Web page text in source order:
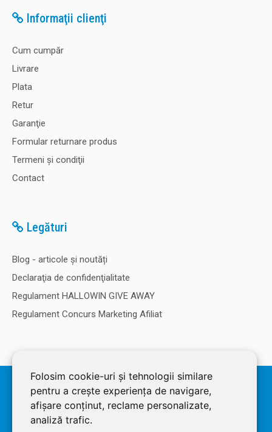
Folosim cookie-uri și tehnologii similare
pentru a crește experiența de navigare,
afișare conținut, reclame personalizate,
analiză trafic.
Informaţii clienţi
Cum cumpăr
Livrare
Plata
Retur
Garanţie
Formular returnare produs
Termeni şi condiţii
Contact
Legături
Blog - articole și noutăți
Declaraţia de confidenţialitate
Regulament HALLOWIN GIVE AWAY
Regulament Concurs Marketing Afiliat
© 2026 SOLDEC SRL, RO1822625, J12/4355/2005, Cap Social: 50.000
RON. Magazin dezvoltat de LiveCOM